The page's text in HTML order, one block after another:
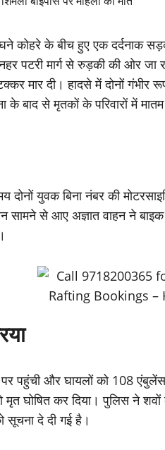
कोहरे के बीच हुए एक दर्दनाक
पटरी मार्ग से रुड़की की ओर
मार दी। हादसे में दोनों
के बाद से मृतकों के परिवारों में
दोनों युवक बिना नंबर की
सामने से आए अज्ञात वाहन ने
पहुंची और घायलों को 108
मृत घोषित कर दिया। पुलिस ने
सूचना दे दी गई है।